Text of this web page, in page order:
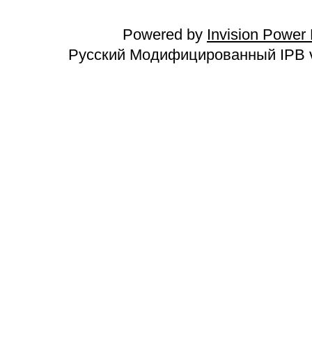
Powered by Invision Power
Русский Модифицированный IPB